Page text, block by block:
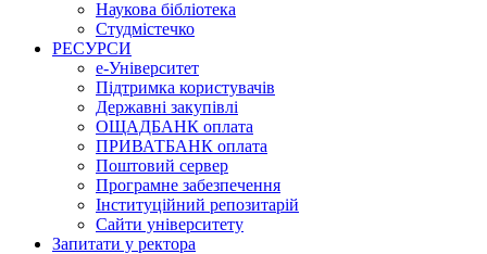
Наукова бібліотека
Студмістечко
РЕСУРСИ
е-Університет
Підтримка користувачів
Державні закупівлі
ОЩАДБАНК оплата
ПРИВАТБАНК оплата
Поштовий сервер
Програмне забезпечення
Інституційний репозитарій
Сайти університету
Запитати у ректора